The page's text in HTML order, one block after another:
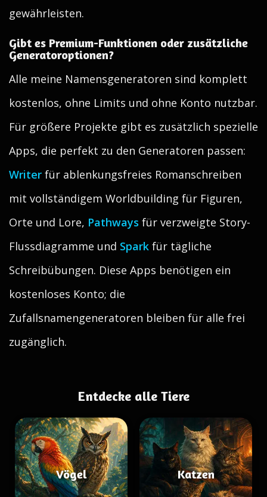
gewährleisten.
Gibt es Premium-Funktionen oder zusätzliche
Generatoroptionen?
Alle meine Namensgeneratoren sind komplett
kostenlos, ohne Limits und ohne Konto nutzbar.
Für größere Projekte gibt es zusätzlich spezielle
Apps, die perfekt zu den Generatoren passen:
Writer für ablenkungsfreies Romanschreiben
mit vollständigem Worldbuilding für Figuren,
Orte und Lore, Pathways für verzweigte Story-
Flussdiagramme und Spark für tägliche
Schreibübungen. Diese Apps benötigen ein
kostenloses Konto; die
Zufallsnamengeneratoren bleiben für alle frei
zugänglich.
Entdecke alle Tiere
Vögel Katzen